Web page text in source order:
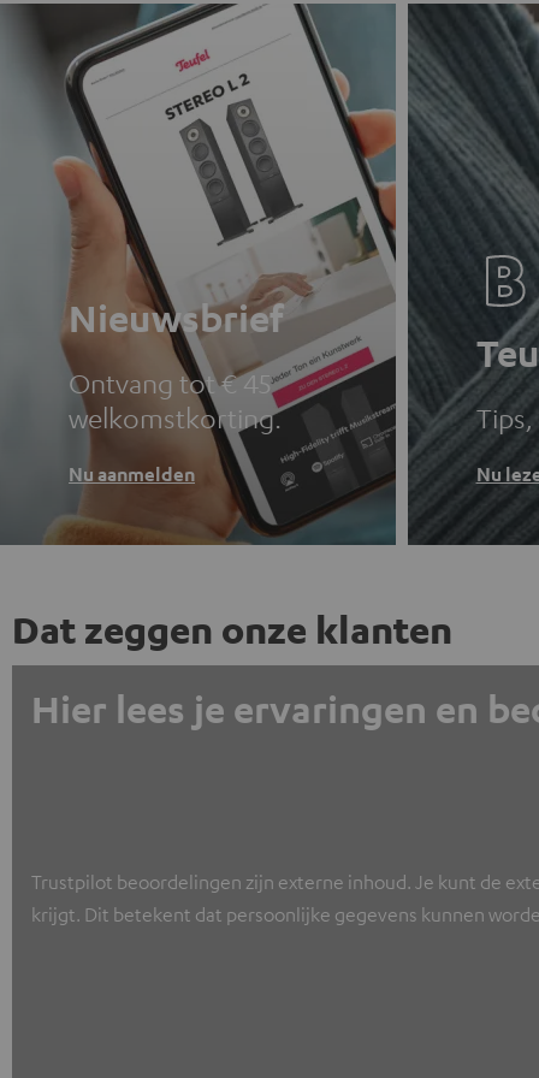
Nieuwsbrief
Ontvang tot € 45
welkomstkorting.
Nu aanmelden Nu
Dat zeggen onze klanten
Hier lees je ervaringen en
Trustpilot beoordelingen zijn externe inhoud. Je kunt de
krijgt. Dit betekent dat persoonlijke gegevens kunnen